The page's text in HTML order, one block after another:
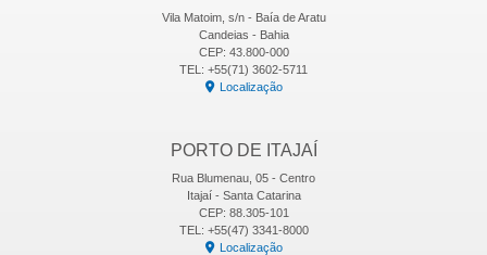
Vila Matoim, s/n - Baía de Aratu
Candeias - Bahia
CEP: 43.800-000
TEL: +55(71) 3602-5711
Localização
PORTO DE ITAJAÍ
Rua Blumenau, 05 - Centro
Itajaí - Santa Catarina
CEP: 88.305-101
TEL: +55(47) 3341-8000
Localização